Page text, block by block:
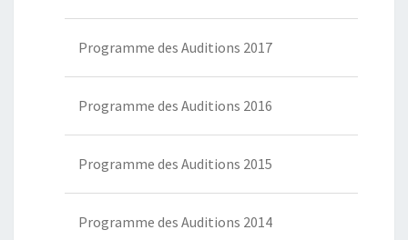
Programme des Auditions 2017
Programme des Auditions 2016
Programme des Auditions 2015
Programme des Auditions 2014